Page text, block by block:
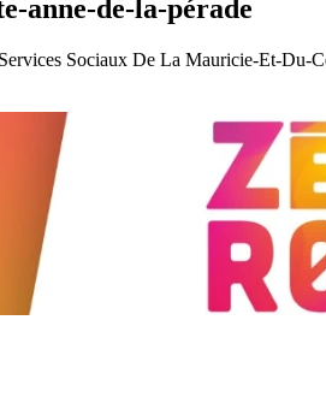
anne-de-la-pérade
Sociaux De La Mauricie-Et-Du-